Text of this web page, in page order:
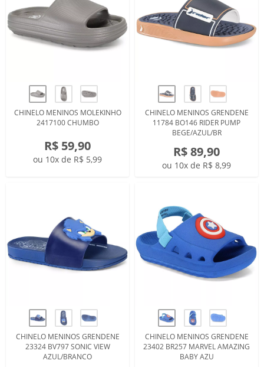
CHINELO MENINOS MOLEKINHO
2417100 CHUMBO
R$ 59,90
ou 10x de R$ 5,99
CHINELO MENINOS GRENDENE
11784 BO146 RIDER PUMP
BEGE/AZUL/BR
R$ 89,90
ou 10x de R$ 8,99
CHINELO MENINOS GRENDENE
23324 BV797 SONIC VIEW
AZUL/BRANCO
CHINELO MENINOS GRENDENE
23402 BR257 MARVEL AMAZING
BABY AZU